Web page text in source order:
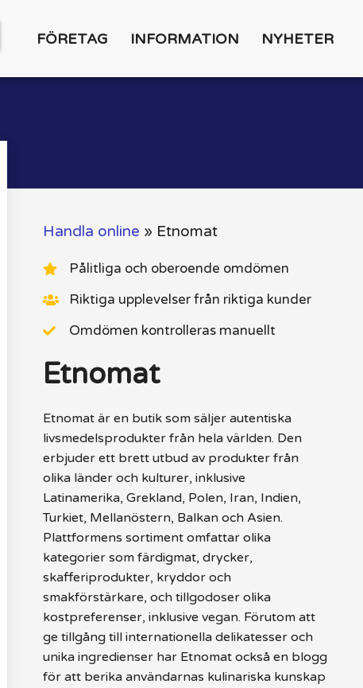
FÖRETAG INFORMATION NYHETER
Handla online » Etnomat
Pålitliga och oberoende omdömen
Riktiga upplevelser från riktiga kunder
Omdömen kontrolleras manuellt
Etnomat
Etnomat är en butik som säljer autentiska
livsmedelsprodukter från hela världen. Den
erbjuder ett brett utbud av produkter från
olika länder och kulturer, inklusive
Latinamerika, Grekland, Polen, Iran, Indien,
Turkiet, Mellanöstern, Balkan och Asien.
Plattformens sortiment omfattar olika
kategorier som färdigmat, drycker,
skafferiprodukter, kryddor och
smakförstärkare, och tillgodoser olika
kostpreferenser, inklusive vegan. Förutom att
ge tillgång till internationella delikatesser och
unika ingredienser har Etnomat också en blogg
för att berika användarnas kulinariska kunskap